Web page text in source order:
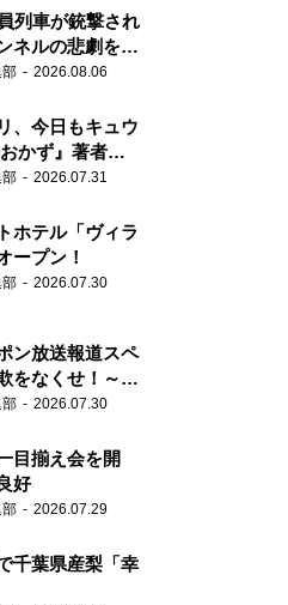
列車が銃撃され
ルの悲劇を語
部 2026.08.06
、今日もキュウ
かず』著者が
の知恵
部 2026.07.31
ホテル「ヴィラ
ープン！
部 2026.07.30
ン放送報道スペ
をなくせ！～被
視庁が語るトク
部 2026.07.30
目揃え会を開
好
部 2026.07.29
千葉県産梨「幸